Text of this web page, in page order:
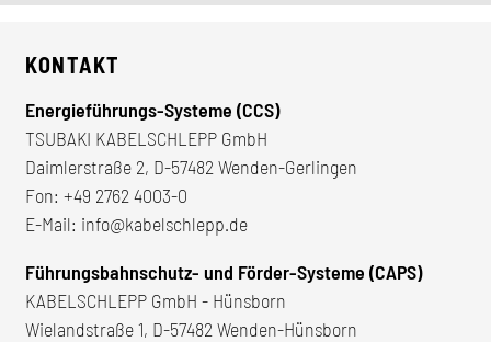
KONTAKT
Energieführungs-Systeme (CCS)
TSUBAKI KABELSCHLEPP GmbH
Daimlerstraße 2, D-57482 Wenden-Gerlingen
Fon: +49 2762 4003-0
E-Mail: info@kabelschlepp.de
Führungsbahnschutz- und Förder-Systeme (CAPS)
KABELSCHLEPP GmbH - Hünsborn
Wielandstraße 1, D-57482 Wenden-Hünsborn